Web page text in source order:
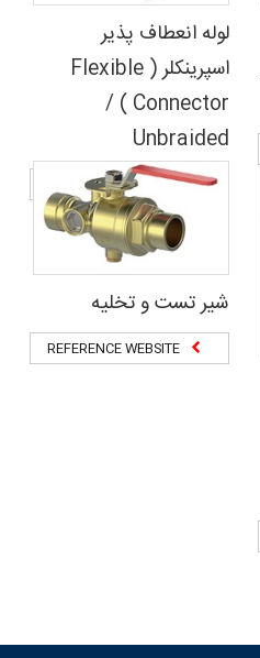
لوله انعطاف پذیر
اسپرینکلر ( Flexible
Connector ) /
Unbraided
REFERENCE WEBSITE
شیر تست و تخلیه
REFERENCE WEBSITE